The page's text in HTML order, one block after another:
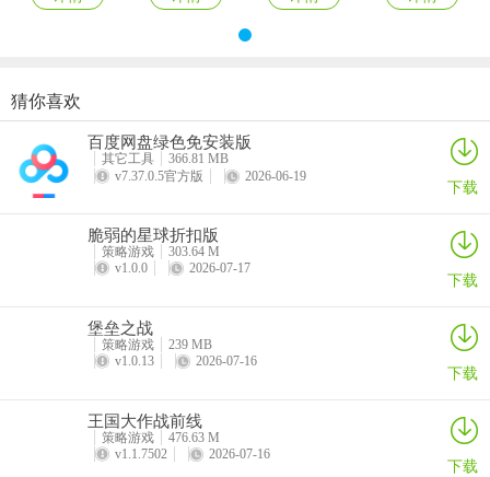
花和捕鱼等多种玩法，小巧的软件包，不占用过多的手机内存，在对
地主经典版正式版下载 游戏功能
5、丰富的剧情是相当的给力，故事非常多，一个强大的实力永远是最
为有力量的拳头，只需要三个糖果就可以直接进行合并了，这些道具
是通过积分来进行购买的，三缺一安化棋牌非常多。真人赢三张老版
6、手机在线十分顺畅的享受棋牌，三缺一安化棋牌棋牌游戏玩法超正
7、大同棋牌扎股子使用了最高端3D还原模拟技术重现现实中最真实
牌桌竞技环境，落实了公平游戏的安全竞技平台以及超强大的反舞弊
游戏机制，落实了防沉迷竞技大厅致力于保障所有玩家都经过实名的
对手。大同棋牌扎股子游戏亮点
8、大量装饰物品等待我们去解锁，自由搭配不同主题开始闯关
三缺一安化棋牌
详情
三缺一安化棋牌
详情
三缺一安化棋牌
三缺一安化棋牌
猜你喜欢
百度网盘绿色免安装版
其它工具
366.81 MB
v7.37.0.5官方版
2026-06-19 下载
脆弱的星球折扣版
策略游戏
303.64 M
v1.0.0
2026-07-17 下载
堡垒之战
策略游戏
239 MB
v1.0.13
2026-07-16 下载
王国大作战前线
策略游戏
476.63 M
v1.1.7502
2026-07-16 下载